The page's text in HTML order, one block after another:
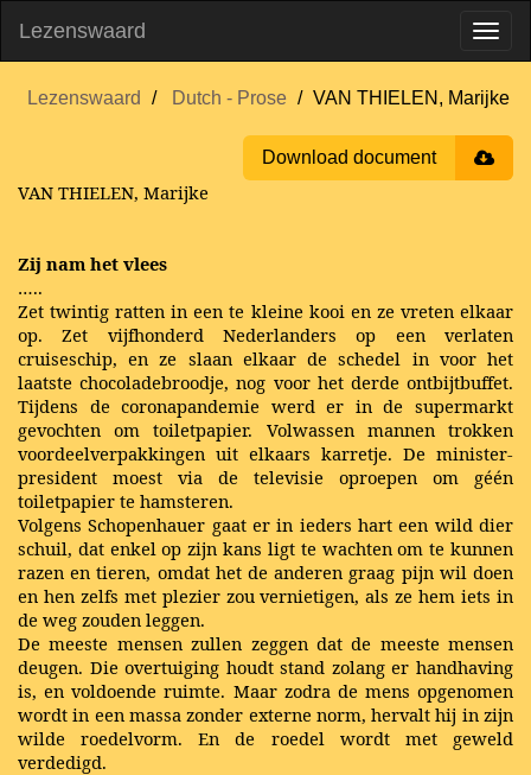
Lezenswaard
Lezenswaard Dutch - Prose VAN THIELEN, Marijke
Download document
VAN THIELEN, Marijke
Zij nam het vlees
…..
Zet twintig ratten in een te kleine kooi en ze vreten elkaar
op. Zet vijfhonderd Nederlanders op een verlaten
cruiseschip, en ze slaan elkaar de schedel in voor het
laatste chocoladebroodje, nog voor het derde ontbijtbuffet.
Tijdens de coronapandemie werd er in de supermarkt
gevochten om toiletpapier. Volwassen mannen trokken
voordeelverpakkingen uit elkaars karretje. De minister-
president moest via de televisie oproepen om géén
toiletpapier te hamsteren.
Volgens Schopenhauer gaat er in ieders hart een wild dier
schuil, dat enkel op zijn kans ligt te wachten om te kunnen
razen en tieren, omdat het de anderen graag pijn wil doen
en hen zelfs met plezier zou vernietigen, als ze hem iets in
de weg zouden leggen.
De meeste mensen zullen zeggen dat de meeste mensen
deugen. Die overtuiging houdt stand zolang er handhaving
is, en voldoende ruimte. Maar zodra de mens opgenomen
wordt in een massa zonder externe norm, hervalt hij in zijn
wilde roedelvorm. En de roedel wordt met geweld
verdedigd.